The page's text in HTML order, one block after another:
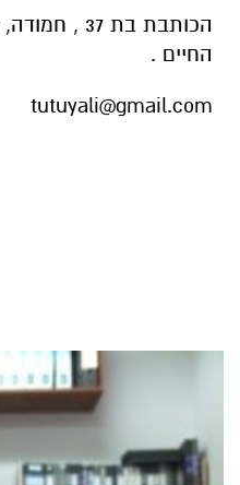
הכותבת בת
החיים .
tutuyali@gmail.com